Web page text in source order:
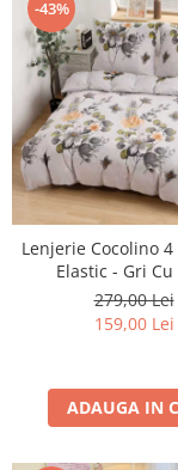
-43%
Lenjerie Cocolino 4
Elastic - Gri Cu
279,00 Lei
159,00 Lei
ADAUGA IN